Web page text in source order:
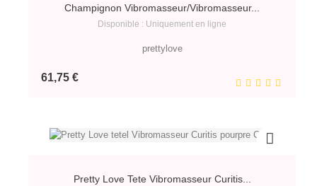
Champignon Vibromasseur/Vibromasseur...
Disponible : Uniquement en ligne
prettylove
61,75 €Prix
Pretty Love Tete Vibromasseur Curitis...